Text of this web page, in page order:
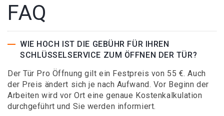
FAQ
WIE HOCH IST DIE GEBÜHR FÜR IHREN
SCHLÜSSELSERVICE ZUM ÖFFNEN DER TÜR?
Der Tür Pro Öffnung gilt ein Festpreis von 55 €. Auch
der Preis ändert sich je nach Aufwand. Vor Beginn der
Arbeiten wird vor Ort eine genaue Kostenkalkulation
durchgeführt und Sie werden informiert.